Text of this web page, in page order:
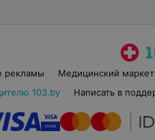
рекламы Медицинский
103.by
Написать в